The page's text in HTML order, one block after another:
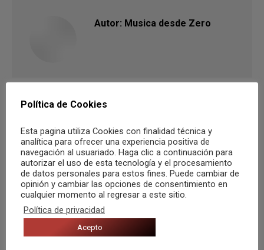
Autor: Musica desde Zero
Navegación
entre
publicaciones
ANTERIOR
Publicación
anterior:
Tierra Santa en el Garaje Beat Club de
Murcia este viernes 18 de noviembre
Publicación
siguiente:
Karavana regresa a Alicante
Política de Cookies
Esta pagina utiliza Cookies con finalidad técnica y
analítica para ofrecer una experiencia positiva de
navegación al usuariado. Haga clic a continuación para
autorizar el uso de esta tecnología y el procesamiento
de datos personales para estos fines. Puede cambiar de
opinión y cambiar las opciones de consentimiento en
cualquier momento al regresar a este sitio.
Política de privacidad
Acepto